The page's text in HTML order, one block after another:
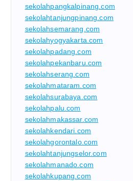
sekolahpangkalpinang.com
sekolahtanjungpinang.com
sekolahsemarang.com
sekolahyogyakarta.com
sekolahpadang.com
sekolahpekanbaru.com
sekolahserang.com
sekolahmataram.com
sekolahsurabaya.com
sekolahpalu.com
sekolahmakassar.com
sekolahkendari.com
sekolahgorontalo.com
sekolahtanjungselor.com
sekolahmanado.com
sekolahkupang.com